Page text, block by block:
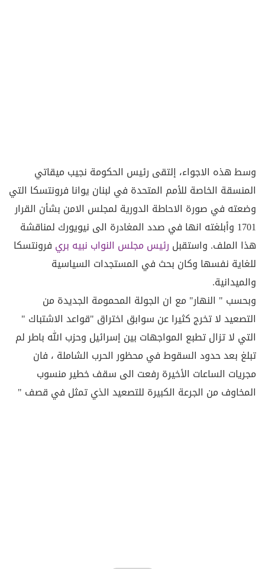
وسط هذه الاجواء، إلتقى رئيس الحكومة نجيب ميقاتي
المنسقة الخاصة للأمم المتحدة في لبنان يوانا فرونتسكا التي
وضعته في صورة الاحاطة الدورية لمجلس الامن بشأن القرار
1701 وأبلغته انها في صدد المغادرة الى نيويورك لمناقشة
هذا الملف. واستقبل رئيس مجلس النواب نبيه بري فرونتسكا
للغاية نفسها وكان بحث في المستجدات السياسية
والميدانية.
وبحسب " النهار" مع ان الجولة المحمومة الجديدة من
التصعيد لا تخرج كثيرا عن سوابق اختراق "قواعد الاشتباك "
التي لا تزال تطبع المواجهات بين إسرائيل وحزب الله باطر لم
تبلغ بعد حدود السقوط في محظور الحرب الشاملة ، فان
مجريات الساعات الأخيرة رفعت الى سقف خطير منسوب
المخاوف من الجرعة الكبيرة للتصعيد الذي تمثل في قصف "